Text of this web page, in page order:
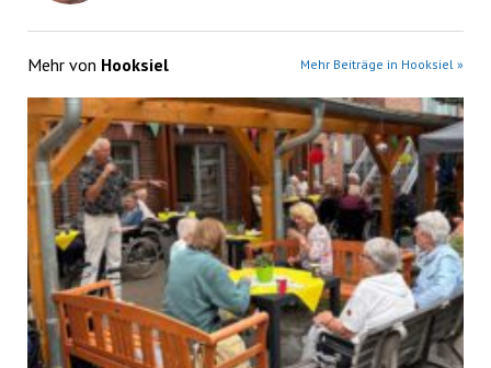
Mehr von Hooksiel Mehr Beiträge in Hooksiel »